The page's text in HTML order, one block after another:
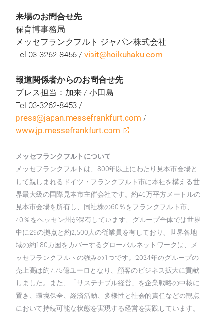
来場のお問合せ先
保育博事務局
メッセフランクフルト ジャパン株式会社
Tel 03-3262-8456 / visit@hoikuhaku.com
報道関係者からのお問合せ先
プレス担当：加来 / 小田島
Tel 03-3262-8453 /
press@japan.messefrankfurt.com /
www.jp.messefrankfurt.com
メッセフランクフルトについて
メッセフランクフルトは、800年以上にわたり見本市会場と
して親しまれるドイツ・フランクフルト市に本社を構える世
界最大級の国際見本市主催会社です。約40万平方メートルの
見本市会場を所有し、同社株の60％をフランクフルト市、
40％をヘッセン州が保有しています。グループ全体では世界
中に29の拠点と約2,500人の従業員を有しており、世界各地
域の約180カ国をカバーするグローバルネットワークは、メ
ッセフランクフルトの強みの1つです。2024年のグループの
売上高は約7.75億ユーロとなり、顧客のビジネス拡大に貢献
しました。また、「サステナブル経営」を企業戦略の中核に
置き、環境保全、経済活動、多様性と社会的責任などの観点
において持続可能な状態を実現する経営を実践しています。